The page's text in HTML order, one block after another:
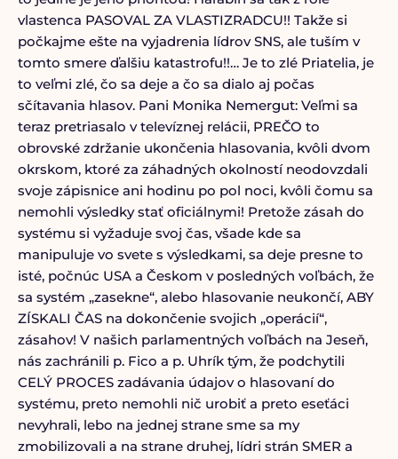
vlastenca PASOVAL ZA VLASTIZRADCU!! Takže si
počkajme ešte na vyjadrenia lídrov SNS, ale tuším v
tomto smere ďalšiu katastrofu!!… Je to zlé Priatelia, je
to veľmi zlé, čo sa deje a čo sa dialo aj počas
sčítavania hlasov. Pani Monika Nemergut: Veľmi sa
teraz pretriasalo v televíznej relácii, PREČO to
obrovské zdržanie ukončenia hlasovania, kvôli dvom
okrskom, ktoré za záhadných okolností neodovzdali
svoje zápisnice ani hodinu po pol noci, kvôli čomu sa
nemohli výsledky stať oficiálnymi! Pretože zásah do
systému si vyžaduje svoj čas, všade kde sa
manipuluje vo svete s výsledkami, sa deje presne to
isté, počnúc USA a Českom v posledných voľbách, že
sa systém „zasekne“, alebo hlasovanie neukončí, ABY
ZÍSKALI ČAS na dokončenie svojich „operácií“,
zásahov! V našich parlamentných voľbách na Jeseň,
nás zachránili p. Fico a p. Uhrík tým, že podchytili
CELÝ PROCES zadávania údajov o hlasovaní do
systému, preto nemohli nič urobiť a preto eseťáci
nevyhrali, lebo na jednej strane sme sa my
zmobilizovali a na strane druhej, lídri strán SMER a